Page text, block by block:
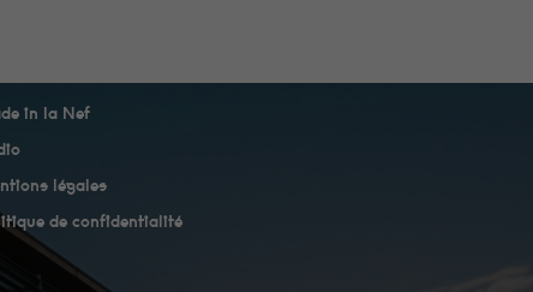
in la Nef
légales
de confidentialité